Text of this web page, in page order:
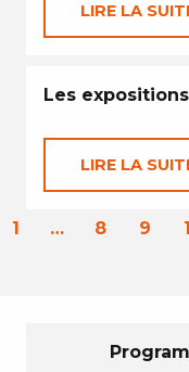
LIRE LA
Les
LIRE LA
1 … 8 9